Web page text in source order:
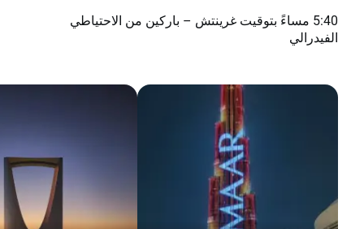
5:40 مساءً بتوقيت غرينتش – باركين من الاحتياطي
الفيدرالي